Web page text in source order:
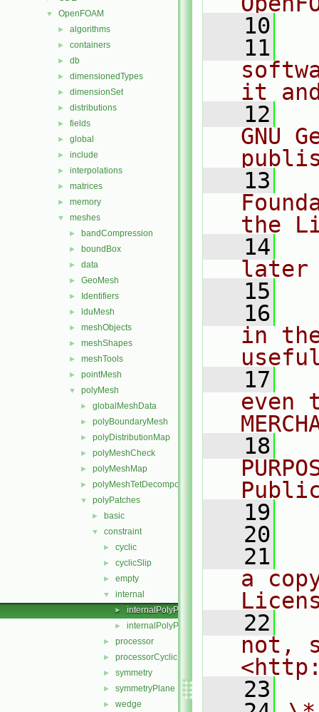
▼ OpenFOAM
► algorithms
► containers
► db
► dimensionedTypes
► dimensionSet
► distributions
► fields
► global
► include
► interpolations
► matrices
► memory
▼ meshes
► bandCompression
► boundBox
► data
► GeoMesh
► Identifiers
► lduMesh
► meshObjects
► meshShapes
► meshTools
► pointMesh
▼ polyMesh
► globalMeshData
► polyBoundaryMesh
► polyDistributionMap
► polyMeshCheck
► polyMeshMap
► polyMeshTetDecomposition
▼ polyPatches
► basic
▼ constraint
► cyclic
► cyclicSlip
► empty
▼ internal
► internalPolyPatch.C
► internalPolyPatch.H
► processor
► processorCyclic
► symmetry
► symmetryPlane
► wedge
   10
   11
it
   12
GNU
   13
the
   14
later
   15
   16
in
   17
even
   18
   19
   20
   21
a
   22
not,
   23